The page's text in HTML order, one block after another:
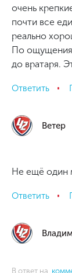
очень
почти все
реально
По
до вратаря.
Ответить
Ветер
Не ещё один
Ответить
В ответ на